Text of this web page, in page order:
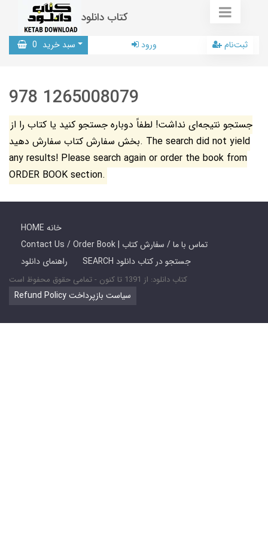
کتاب دانلود
سبد خرید 0 ورود ثبت‌نام
978 1265008079
جستجو نتیجه‌ای نداشت! لطفاً دوباره جستجو کنید یا کتاب را از
بخش سفارش کتاب سفارش دهید. The search did not yield
any results! Please search again or order the book from
ORDER BOOK section.
HOME خانه
Contact Us / Order Book | تماس با ما / سفارش کتاب
راهنمای دانلود
SEARCH جستجو در کتاب دانلود
کتاب دانلود: از 1391 تا کنون - تمامی حقوق محفوظ است
Refund Policy سیاست بازپرداخت